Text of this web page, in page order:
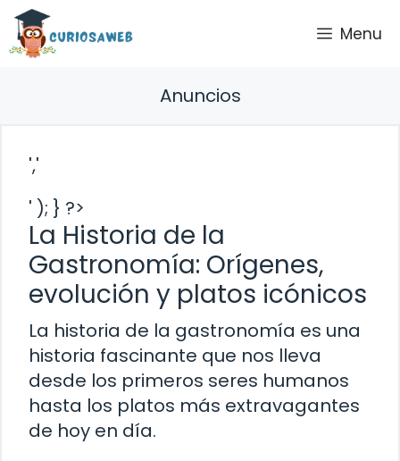
Saltar
contenido
Menu
Anuncios
','
' ); } ?>
La Historia de la
Gastronomía: Orígenes,
evolución y platos icónicos
La historia de la gastronomía es una
historia fascinante que nos lleva
desde los primeros seres humanos
hasta los platos más extravagantes
de hoy en día.